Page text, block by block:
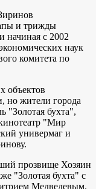
и трижды
начиная с 2002
наук
комитета по
объектов
но жители города
"Золотая бухта",
"Мир
универмаг и
прозвище Хозяин
"Золотая бухта" с
Медведевым.